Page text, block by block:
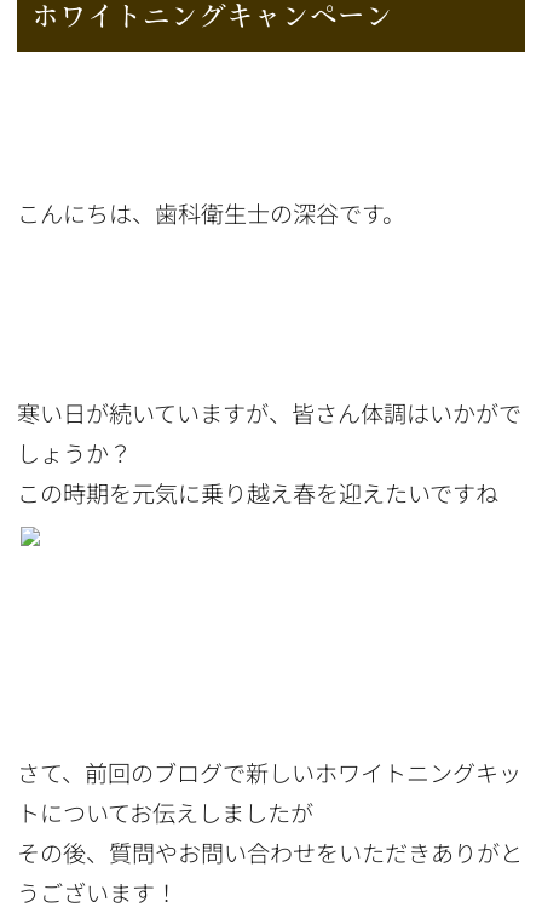
ホワイトニングキャンペーン
こんにちは、歯科衛生士の深谷です。
寒い日が続いていますが、皆さん体調はいかがで
しょうか？
この時期を元気に乗り越え春を迎えたいですね
さて、前回のブログで新しいホワイトニングキッ
トについてお伝えしましたが
その後、質問やお問い合わせをいただきありがと
うございます！